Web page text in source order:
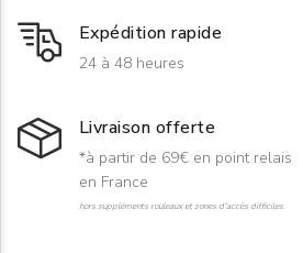
Expédition rapide
24 à 48 heures
Livraison offerte
*à partir de 69€ en point relais
en France
hors suppléments rouleaux et zones d'accès difficiles